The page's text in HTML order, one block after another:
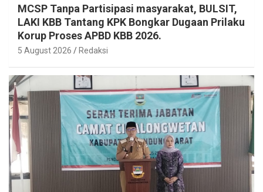
MCSP Tanpa Partisipasi masyarakat, BULSIT,
LAKI KBB Tantang KPK Bongkar Dugaan Prilaku
Korup Proses APBD KBB 2026.
5 August 2026 Redaksi